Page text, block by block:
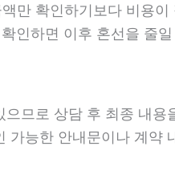
만 확인하기보다 비용
인하면 이후 혼선을 줄
므로 상담 후 최종 내
능한 안내문이나 계약